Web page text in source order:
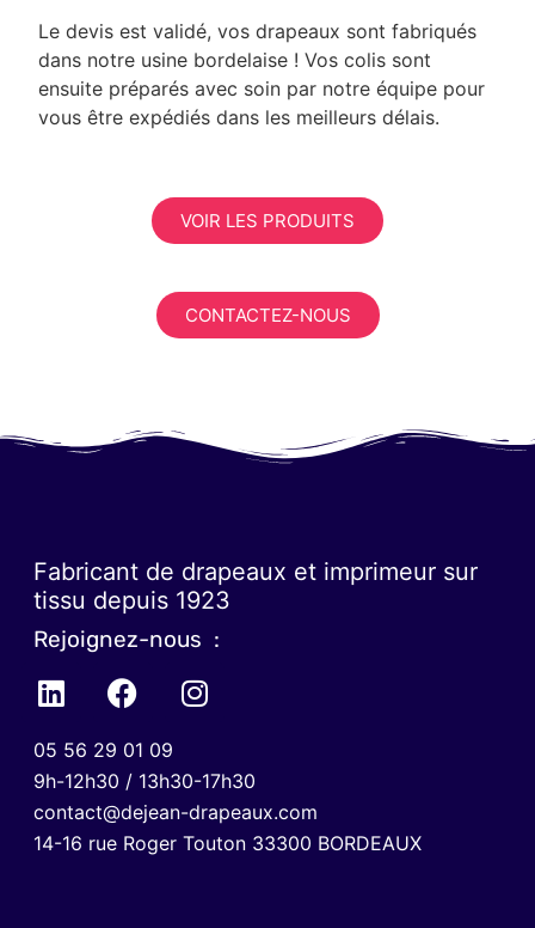
Le devis est validé, vos drapeaux sont fabriqués
dans notre usine bordelaise ! Vos colis sont
ensuite préparés avec soin par notre équipe pour
vous être expédiés dans les meilleurs délais.
VOIR LES PRODUITS
CONTACTEZ-NOUS
Fabricant de drapeaux et imprimeur sur
tissu depuis 1923
Rejoignez-nous :
05 56 29 01 09
9h-12h30 / 13h30-17h30
contact@dejean-drapeaux.com
14-16 rue Roger Touton 33300 BORDEAUX